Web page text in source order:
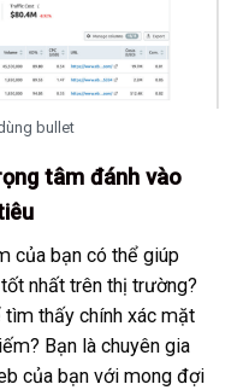
bullet
tâm đánh vào
của bạn có thể giúp
nhất trên thị trường?
tìm thấy chính xác mặt
Bạn là chuyên gia
của bạn với mong đợi